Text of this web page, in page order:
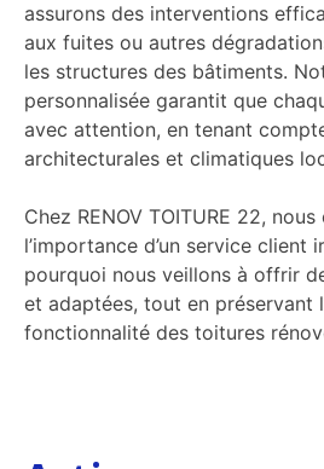
assurons des interventions
aux fuites ou autres
les structures des bâtiments.
personnalisée garantit que
avec attention, en tenant
architecturales et climatiques
Chez RENOV TOITURE 22,
l’importance d’un service client
pourquoi nous veillons à offrir
et adaptées, tout en préservant
fonctionnalité des toitures